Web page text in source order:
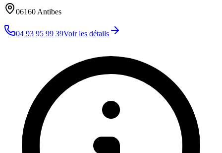
06160Antibes
04 93 95 99 39Voir les détails